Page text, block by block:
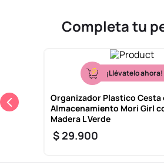
Completa tu
¡Llévatelo ahora!
Organizador Plastico Cesta
Almacenamiento Mori Girl
Madera L Verde
$ 29.900